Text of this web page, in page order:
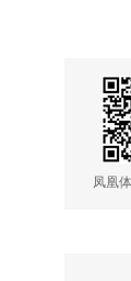
凤凰